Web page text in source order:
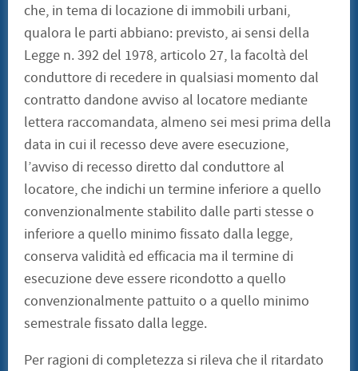
che, in tema di locazione di immobili urbani,
qualora le parti abbiano: previsto, ai sensi della
Legge n. 392 del 1978, articolo 27, la facoltà del
conduttore di recedere in qualsiasi momento dal
contratto dandone avviso al locatore mediante
lettera raccomandata, almeno sei mesi prima della
data in cui il recesso deve avere esecuzione,
l’avviso di recesso diretto dal conduttore al
locatore, che indichi un termine inferiore a quello
convenzionalmente stabilito dalle parti stesse o
inferiore a quello minimo fissato dalla legge,
conserva validità ed efficacia ma il termine di
esecuzione deve essere ricondotto a quello
convenzionalmente pattuito o a quello minimo
semestrale fissato dalla legge.
Per ragioni di completezza si rileva che il ritardato